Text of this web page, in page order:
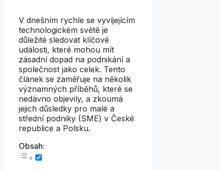
V dnešním rychle se vyvíjejícím
technologickém světě je
důležité sledovat klíčové
události, které mohou mít
zásadní dopad na podnikání a
společnost jako celek. Tento
článek se zaměřuje na několik
významných příběhů, které se
nedávno objevily, a zkoumá
jejich důsledky pro malé a
střední podniky (SME) v České
republice a Polsku.
Obsah: